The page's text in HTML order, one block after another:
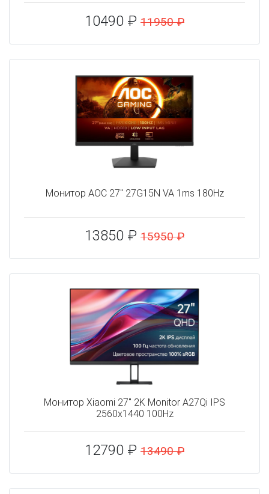
10490 ₽ 11950 ₽
Монитор AOC 27" 27G15N VA 1ms 180Hz
13850 ₽ 15950 ₽
Монитор Xiaomi 27" 2K Monitor A27Qi IPS
2560x1440 100Hz
12790 ₽ 13490 ₽